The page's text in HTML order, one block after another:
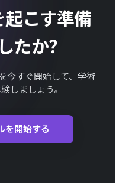
こす準備
たか？
今すぐ開始して、学術
しましょう。
を開始する